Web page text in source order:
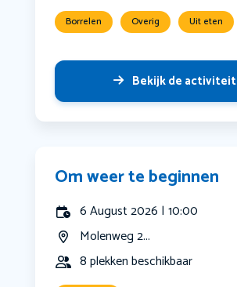
Borrelen Overig Uit eten
Bekijk de activiteit
Om weer te beginnen
6 August 2026 | 10:00
Molenweg 2...
8 plekken beschikbaar